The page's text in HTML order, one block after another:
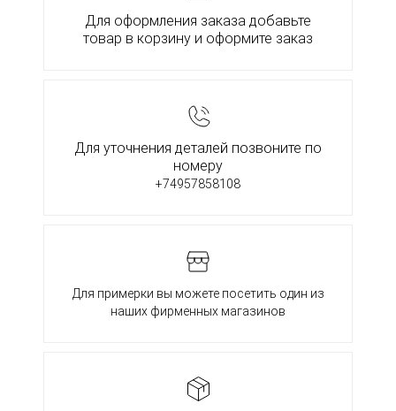
Для оформления заказа добавьте
товар в корзину и оформите заказ
Для уточнения деталей позвоните по
номеру
+74957858108
Для примерки вы можете посетить один из
наших фирменных магазинов